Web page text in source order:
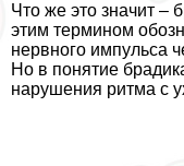
Что же это значит –
этим термином
нервного импульса
Но в понятие
нарушения ритма с